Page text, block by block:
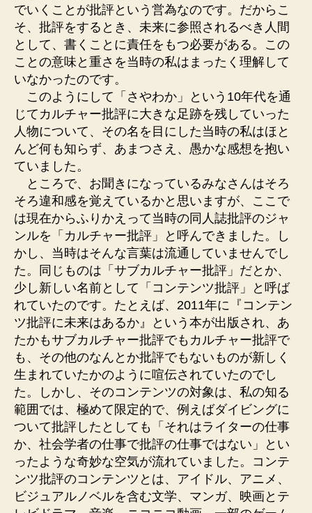
でいくことが批評という営為なのです。だからこ
そ、批評をするとき、未来に参照されるべき人間
として、書くことに責任をもつ必要がある。この
ことの意味と重さを当時の私はまったく理解して
いなかったのです。
このようにして「さやわか」という10年代を通
じてカルチャー批評に大きな足跡を残していった
人物について、その名を目にした当時の私はほと
んど何も知らず、あまつさえ、愚かな感想を抱い
ていました。
ところで、お聞きになっているみなさんはそろ
そろ違和感を覚えているかと思いますが、ここで
は現在からふりかえって当時の同人誌批評のジャ
ンルを「カルチャー批評」と呼んできました。し
かし、当時はそんな言葉は流通していませんでし
た。同じものは「サブカルチャー批評」だとか、
少し新しい名前として「コンテンツ批評」と呼ば
れていたのです。たとえば、2011年に『コンテン
ツ批評に未来はあるか』という本が出版され、あ
たかもサブカルチャー批評でもカルチャー批評で
も、その他のなんとか批評でもないものが新しく
生まれていたかのように喧伝されていたのでし
た。しかし、そのコンテンツの対象は、私の知る
範囲では、極めて限定的で、例えばダイビングに
ついて批評したとしても「それはライターの仕事
か、社会学者の仕事で批評の仕事ではない」とい
ったような奇妙な空気が流れていました。コンテ
ンツ批評のコンテンツとは、アイドル、アニメ、
ビジュアルノベルを含む文学、マンガ、映画とテ